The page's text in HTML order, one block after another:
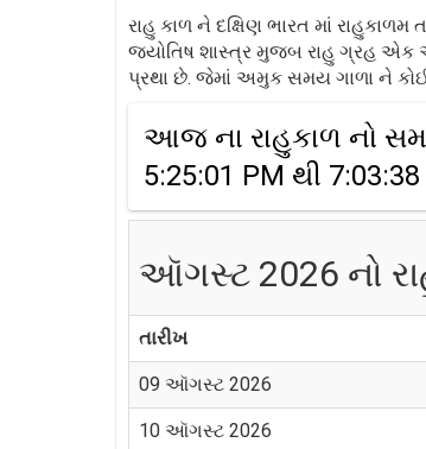
રાહુ કાળ ને દક્ષિણ ભારત માં
જ્યોતિષ શાસ્ત્ર મુજબ રાહુ ગ્રહ એક
પ્રથા છે. જેમાં અમુક સમય ગાળા ને
આજ ના રાહુકાળ નો
5:25:01 PM થી 7:03:38
ઑગસ્ટ 2026 નો
તારીખ
09 ઑગસ્ટ 2026
10 ઑગસ્ટ 2026